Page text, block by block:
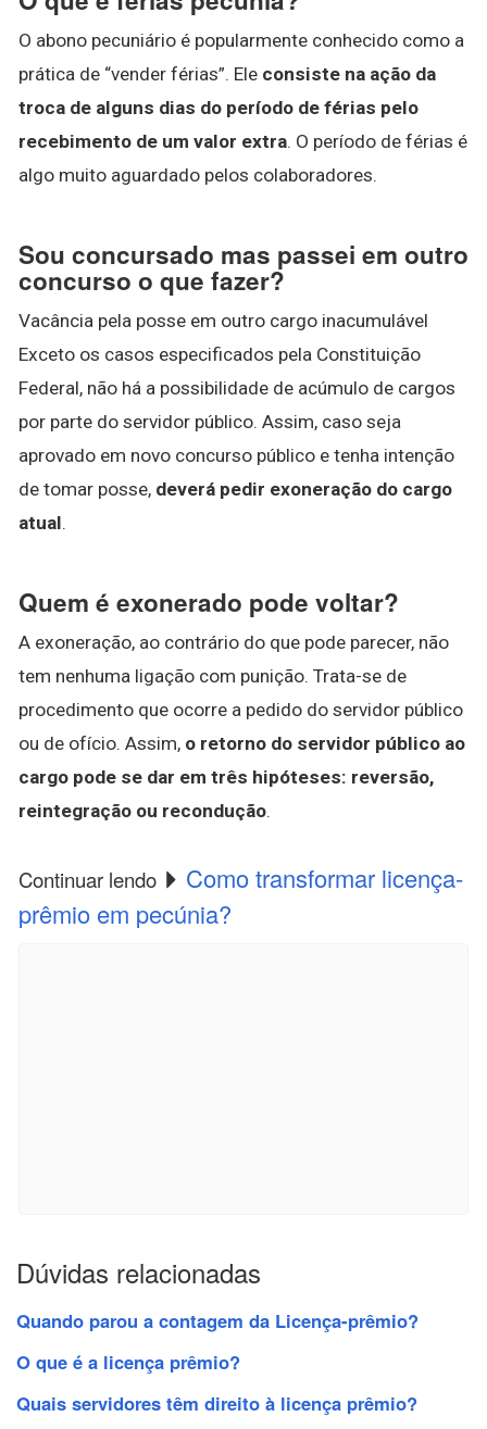
O abono pecuniário é popularmente conhecido como a
prática de “vender férias”. Ele consiste na ação da
troca de alguns dias do período de férias pelo
recebimento de um valor extra. O período de férias é
algo muito aguardado pelos colaboradores.
Sou concursado mas passei em outro
concurso o que fazer?
Vacância pela posse em outro cargo inacumulável
Exceto os casos especificados pela Constituição
Federal, não há a possibilidade de acúmulo de cargos
por parte do servidor público. Assim, caso seja
aprovado em novo concurso público e tenha intenção
de tomar posse, deverá pedir exoneração do cargo
atual.
Quem é exonerado pode voltar?
A exoneração, ao contrário do que pode parecer, não
tem nenhuma ligação com punição. Trata-se de
procedimento que ocorre a pedido do servidor público
ou de ofício. Assim, o retorno do servidor público ao
cargo pode se dar em três hipóteses: reversão,
reintegração ou recondução.
Continuar lendo
Como transformar licença-
prêmio em pecúnia?
Dúvidas relacionadas
Quando parou a contagem da Licença-prêmio?
O que é a licença prêmio?
Quais servidores têm direito à licença prêmio?